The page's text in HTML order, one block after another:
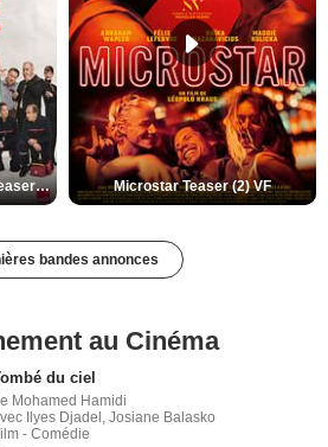
De la Comédie-Française Teaser (3) VF Microstar Teaser (2) VF
bandes annonces
au Cinéma
du ciel
Mohamed Hamidi
Ilyes Djadel, Josiane Balasko
- Comédie